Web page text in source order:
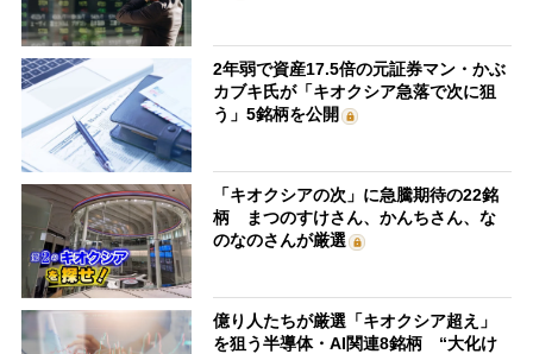
2年弱で資産17.5倍の元証券マン・かぶ
カブキ氏が「キオクシア急落で次に狙
う」5銘柄を公開
「キオクシアの次」に急騰期待の22銘
柄 まつのすけさん、かんちさん、な
のなのさんが厳選
億り人たちが厳選「キオクシア超え」
を狙う半導体・AI関連8銘柄 “大化け